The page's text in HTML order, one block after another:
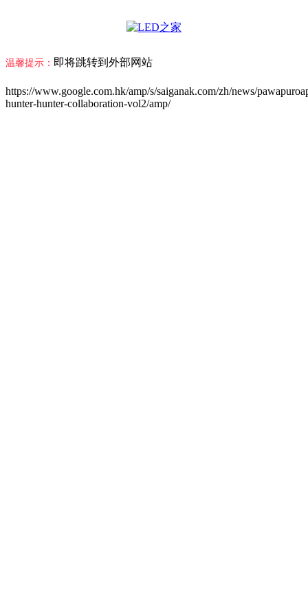
温馨提示： 即将跳转到外部网站
https://www.google.com.hk/amp/s/saiganak.com/zh/news/
hunter-hunter-collaboration-vol2/amp/